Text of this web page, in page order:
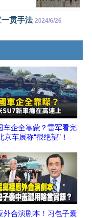
贯手法 2024/6/26
车企全靠蒙？雷军看完
京车展称“很绝望”！
外合演剧本！习包子囊